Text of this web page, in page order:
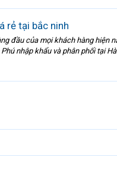
rẻ tại bắc ninh
đầu của mọi khách hàng
nhập khẩu và phân phối tại